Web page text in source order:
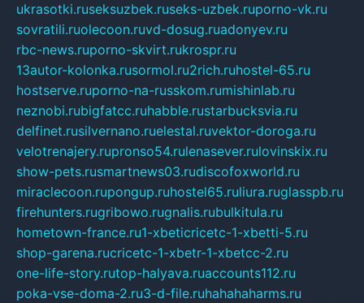
ukrasotki.ruseksuzbek.ruseks-uzbek.ruporno-vk.ru
sovratili.ruolecoon.ruvd-dosug.ruadonyev.ru
rbc-news.ruporno-skvirt.rukrospr.ru
13autor-kolonka.rusormol.ru2rich.ruhostel-65.ru
hostserve.ruporno-na-russkom.rumishinlab.ru
neznobi.rubigfatcc.ruhabble.rustarbucksvia.ru
delfinet.rusilvernano.ruelestal.ruvektor-doroga.ru
velotrenajery.rupronso54.rulenasever.rulovinskix.ru
show-pets.rusmartnews03.rudiscofoxworld.ru
miraclecoon.rupongup.ruhostel65.ruliura.ruglasspb.ru
firehunters.rugribowo.rugnalis.rubulkitula.ru
hometown-france.ru1-xbeticricetc-1-xbetti-5.ru
shop-garena.rucricetc-1-xbetr-1-xbetcc-2.ru
one-life-story.rutop-halyava.ruaccounts112.ru
poka-vse-doma-2.ru3-d-file.ruhahahaharms.ru